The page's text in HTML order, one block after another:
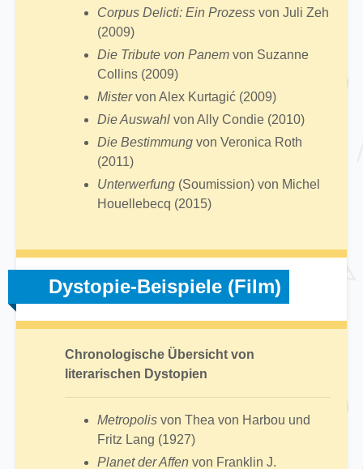
Corpus Delicti: Ein Prozess von Juli Zeh
(2009)
Die Tribute von Panem von Suzanne
Collins (2009)
Mistervon Alex Kurtagić (2009)
Die Auswahl von Ally Condie (2010)
Die Bestimmung von Veronica Roth
(2011)
Unterwerfung (Soumission) von Michel
Houellebecq (2015)
Dystopie-Beispiele (Film)
Chronologische Übersicht von
literarischen Dystopien
Metropolis von Thea von Harbou und
Fritz Lang (1927)
Planet der Affen von Franklin J.